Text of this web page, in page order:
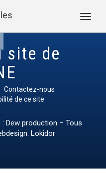
site de
Contactez-nous
de ce site
Dew production – Tous
Lokidor